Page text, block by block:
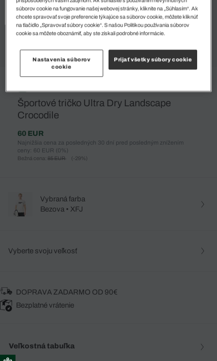
Športové tričko Ultra Dry Landscape
Crocodile
60 EUR
Najnižšia cena za posledných 30 dní pred posledným znížením
ceny: 60 EUR (0%)
Bežná cena: 85 EUR (-29%)
Vybraná farba
Bezova • XFJ
Vyberte svoju veľkosť
DOPRAVA ZADARMO OD 90€
Bezplatné vrátenie
Veľkostná tabuľka
súborov cookie na fungovanie našej webovej stránky, kliknite na „Súhlasím“. Ak
chcete spravovať svoje preferencie týkajúce sa súborov cookie, môžete kliknúť
na tlačidlo „Spravovať súbory cookie“. S našou Politikou používania súborov
cookie sa môžete oboznámiť, aby ste získali podrobné informácie.
Nastavenia súborov
cookie
Prijať všetky súbory cookie